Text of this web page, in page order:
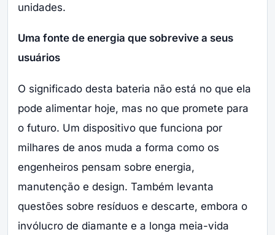
unidades.
Uma fonte de energia que sobrevive a seus
usuários
O significado desta bateria não está no que ela
pode alimentar hoje, mas no que promete para
o futuro. Um dispositivo que funciona por
milhares de anos muda a forma como os
engenheiros pensam sobre energia,
manutenção e design. Também levanta
questões sobre resíduos e descarte, embora o
invólucro de diamante e a longa meia-vida